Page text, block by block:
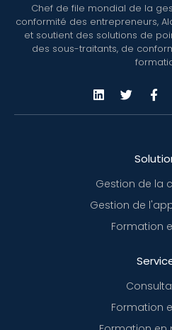
Chef de file mondial de la
conformité des entrepreneurs,
et soutient des solutions de
des sous-traitants, de
Gestion de la
Gestion de
Formation
Formation